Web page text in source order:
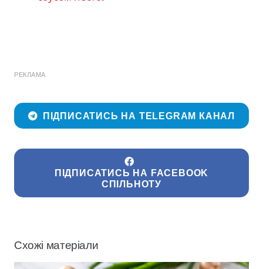
РЕКЛАМА
ПІДПИСАТИСЬ НА TELEGRAM КАНАЛ
ПІДПИСАТИСЬ НА FACEBOOK
СПІЛЬНОТУ
Схожі матеріали